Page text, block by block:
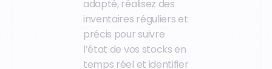
adapté, réalisez des
inventaires réguliers et
précis pour suivre
l’état de vos stocks en
temps réel et identifier